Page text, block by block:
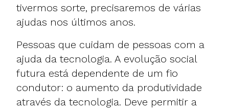
tivermos sorte, precisaremos de várias
ajudas nos últimos anos.
Pessoas que cuidam de pessoas com a
ajuda da tecnologia. A evolução social
futura está dependente de um fio
condutor: o aumento da produtividade
através da tecnologia. Deve permitir a